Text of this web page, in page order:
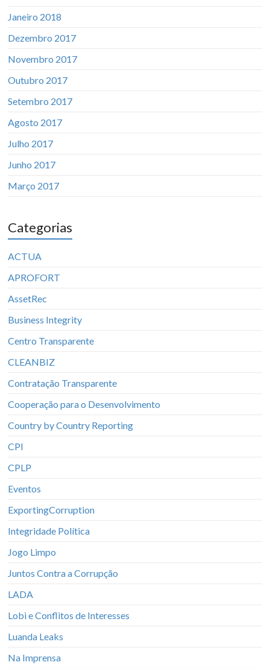
Janeiro 2018
Dezembro 2017
Novembro 2017
Outubro 2017
Setembro 2017
Agosto 2017
Julho 2017
Junho 2017
Março 2017
Categorias
ACTUA
APROFORT
AssetRec
Business Integrity
Centro Transparente
CLEANBIZ
Contratação Transparente
Cooperação para o Desenvolvimento
Country by Country Reporting
CPI
CPLP
Eventos
ExportingCorruption
Integridade Política
Jogo Limpo
Juntos Contra a Corrupção
LADA
Lobi e Conflitos de Interesses
Luanda Leaks
Na Imprensa